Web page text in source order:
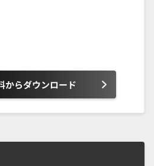
からダウンロード